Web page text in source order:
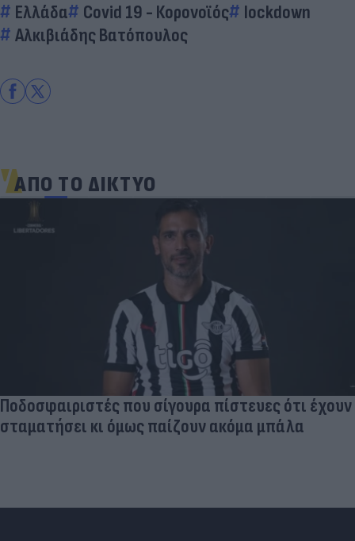
Ελλάδα Covid 19 - Κορονοϊός
lockdown
Αλκιβιάδης Βατόπουλος
ΑΠΟ ΤΟ ΔΙΚΤΥΟ
Ποδοσφαιριστές που σίγουρα πίστευες ότι έχουν
σταματήσει κι όμως παίζουν ακόμα μπάλα